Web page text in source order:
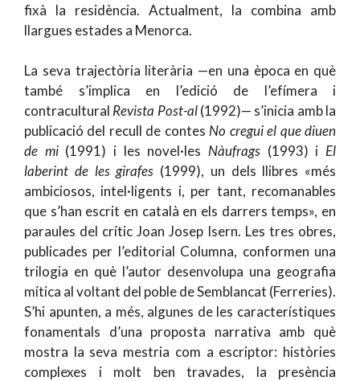
fixà la residència. Actualment, la combina amb
llargues estades a Menorca.
La seva trajectòria literària —en una època en què
també s’implica en l’edició de l’efímera i
contracultural Revista Post-al(1992)— s’inicia amb la
publicació del recull de contes No cregui el que diuen
de mi(1991) i les novel·les Nàufrags (1993) i El
laberint de les girafes (1999), un dels llibres «més
ambiciosos, intel·ligents i, per tant, recomanables
que s’han escrit en català en els darrers temps», en
paraules del crític Joan Josep Isern. Les tres obres,
publicades per l’editorial Columna, conformen una
trilogia en què l’autor desenvolupa una geografia
mítica al voltant del poble de Semblancat (Ferreries).
S’hi apunten, a més, algunes de les característiques
fonamentals d’una proposta narrativa amb què
mostra la seva mestria com a escriptor: històries
complexes i molt ben travades, la presència